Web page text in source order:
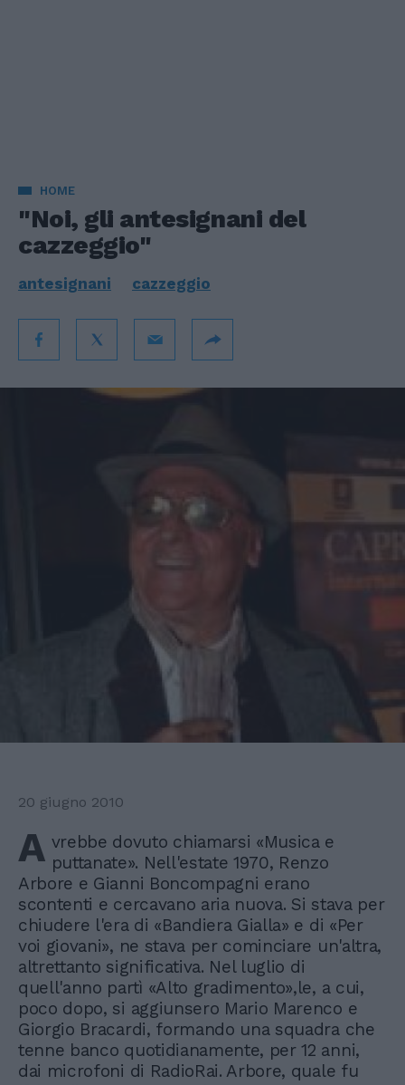
HOME
"Noi, gli antesignani del
cazzeggio"
antesignani cazzeggio
20 giugno 2010
A vrebbe dovuto chiamarsi «Musica e
puttanate». Nell'estate 1970, Renzo
Arbore e Gianni Boncompagni erano
scontenti e cercavano aria nuova. Si stava per
chiudere l'era di «Bandiera Gialla» e di «Per
voi giovani», ne stava per cominciare un'altra,
altrettanto significativa. Nel luglio di
quell'anno partì «Alto gradimento»,le, a cui,
poco dopo, si aggiunsero Mario Marenco e
Giorgio Bracardi, formando una squadra che
tenne banco quotidianamente, per 12 anni,
dai microfoni di RadioRai. Arbore, quale fu